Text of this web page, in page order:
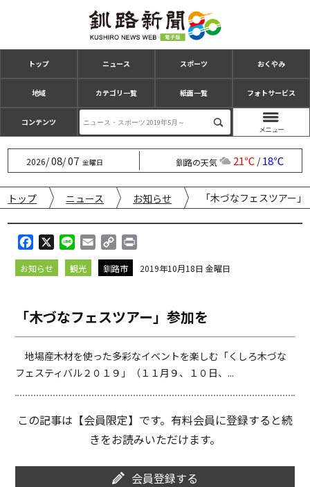
トップ ニュース スポーツ おくやみ
地域 カテゴリ一覧 紙面一覧 フォトサービス
コンテンツ
2026/08/07 金曜日 釧路の天気 21℃/18℃
トップ ニュース お知らせ 「木づなフェスツアー
a
c
o
o
k
i
n
m
a
o
p
i
n
k
i
お知らせ 観光 釧路市 2019年10月18日 金曜日
「木づなフェスツアー」参加を
地場産木材を使った多彩なイベントを楽しむ「くしろ木づな
フェスティバル２０１９」（１１月９、１０日、...
この記事は【会員限定】です。有料会員に登録すると続
きをお読みいただけます。
会員登録する